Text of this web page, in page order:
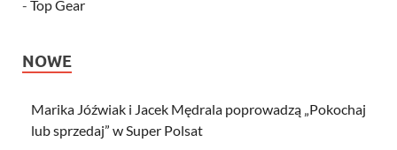
- Top Gear
NOWE
Marika Jóźwiak i Jacek Mędrala poprowadzą „Pokochaj
lub sprzedaj” w Super Polsat